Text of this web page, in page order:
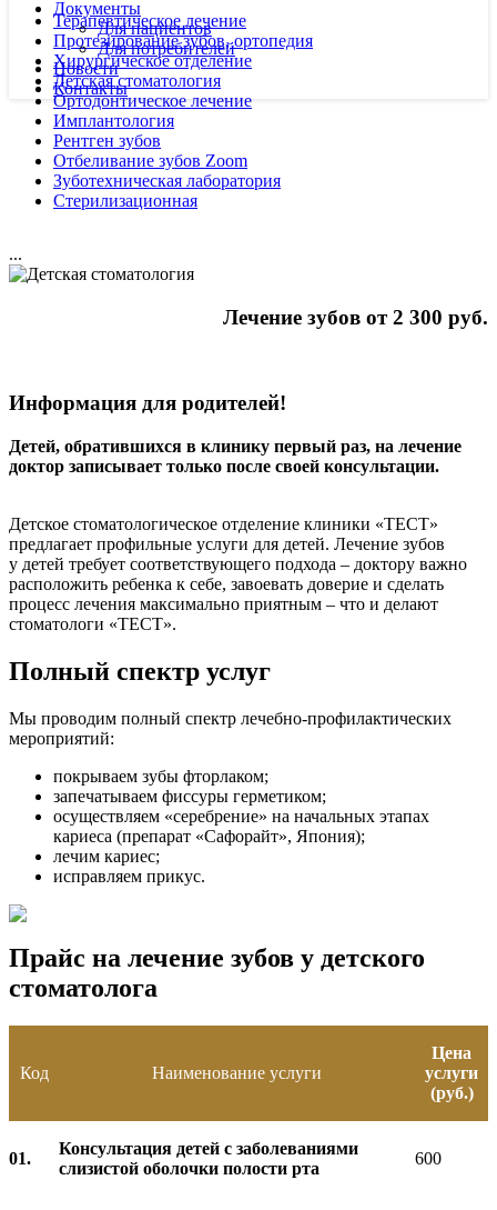
Документы
Для пациентов
Для потребителей
Новости
Контакты
Терапевтическое лечение
Протезирование зубов, ортопедия
Хирургическое отделение
Детская стоматология
Ортодонтическое лечение
Имплантология
Рентген зубов
Отбеливание зубов Zoom
Зуботехническая лаборатория
Стерилизационная
...
Лечение зубов от 2 300 руб.
Информация для родителей!
Детей, обратившихся в клинику первый раз, на лечение
доктор записывает только после своей консультации.
Детское стоматологическое отделение клиники «ТЕСТ»
предлагает профильные услуги для детей. Лечение зубов
у детей требует соответствующего подхода – доктору важно
расположить ребенка к себе, завоевать доверие и сделать
процесс лечения максимально приятным – что и делают
стоматологи «ТЕСТ».
Полный спектр услуг
Мы проводим полный спектр лечебно-профилактических
мероприятий:
покрываем зубы фторлаком;
запечатываем фиссуры герметиком;
осуществляем «серебрение» на начальных этапах
кариеса (препарат «Сафорайт», Япония);
лечим кариес;
исправляем прикус.
Прайс на лечение зубов у детского
стоматолога
Код Наименование услуги
Цена
услуги
(руб.)
01.
Консультация детей с заболеваниями
слизистой оболочки полости рта
600